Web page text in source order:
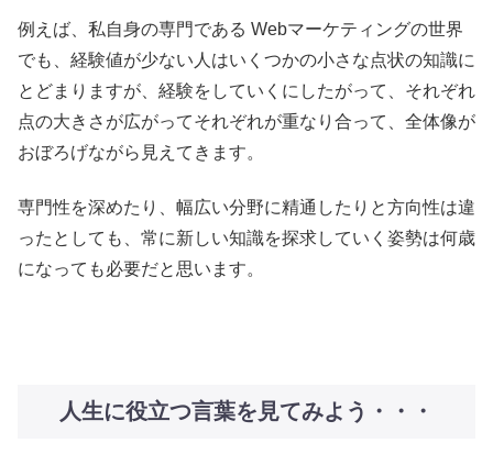
例えば、私自身の専門である Webマーケティングの世界
でも、経験値が少ない人はいくつかの小さな点状の知識に
とどまりますが、経験をしていくにしたがって、それぞれ
点の大きさが広がってそれぞれが重なり合って、全体像が
おぼろげながら見えてきます。
専門性を深めたり、幅広い分野に精通したりと方向性は違
ったとしても、常に新しい知識を探求していく姿勢は何歳
になっても必要だと思います。
人生に役立つ言葉を見てみよう・・・